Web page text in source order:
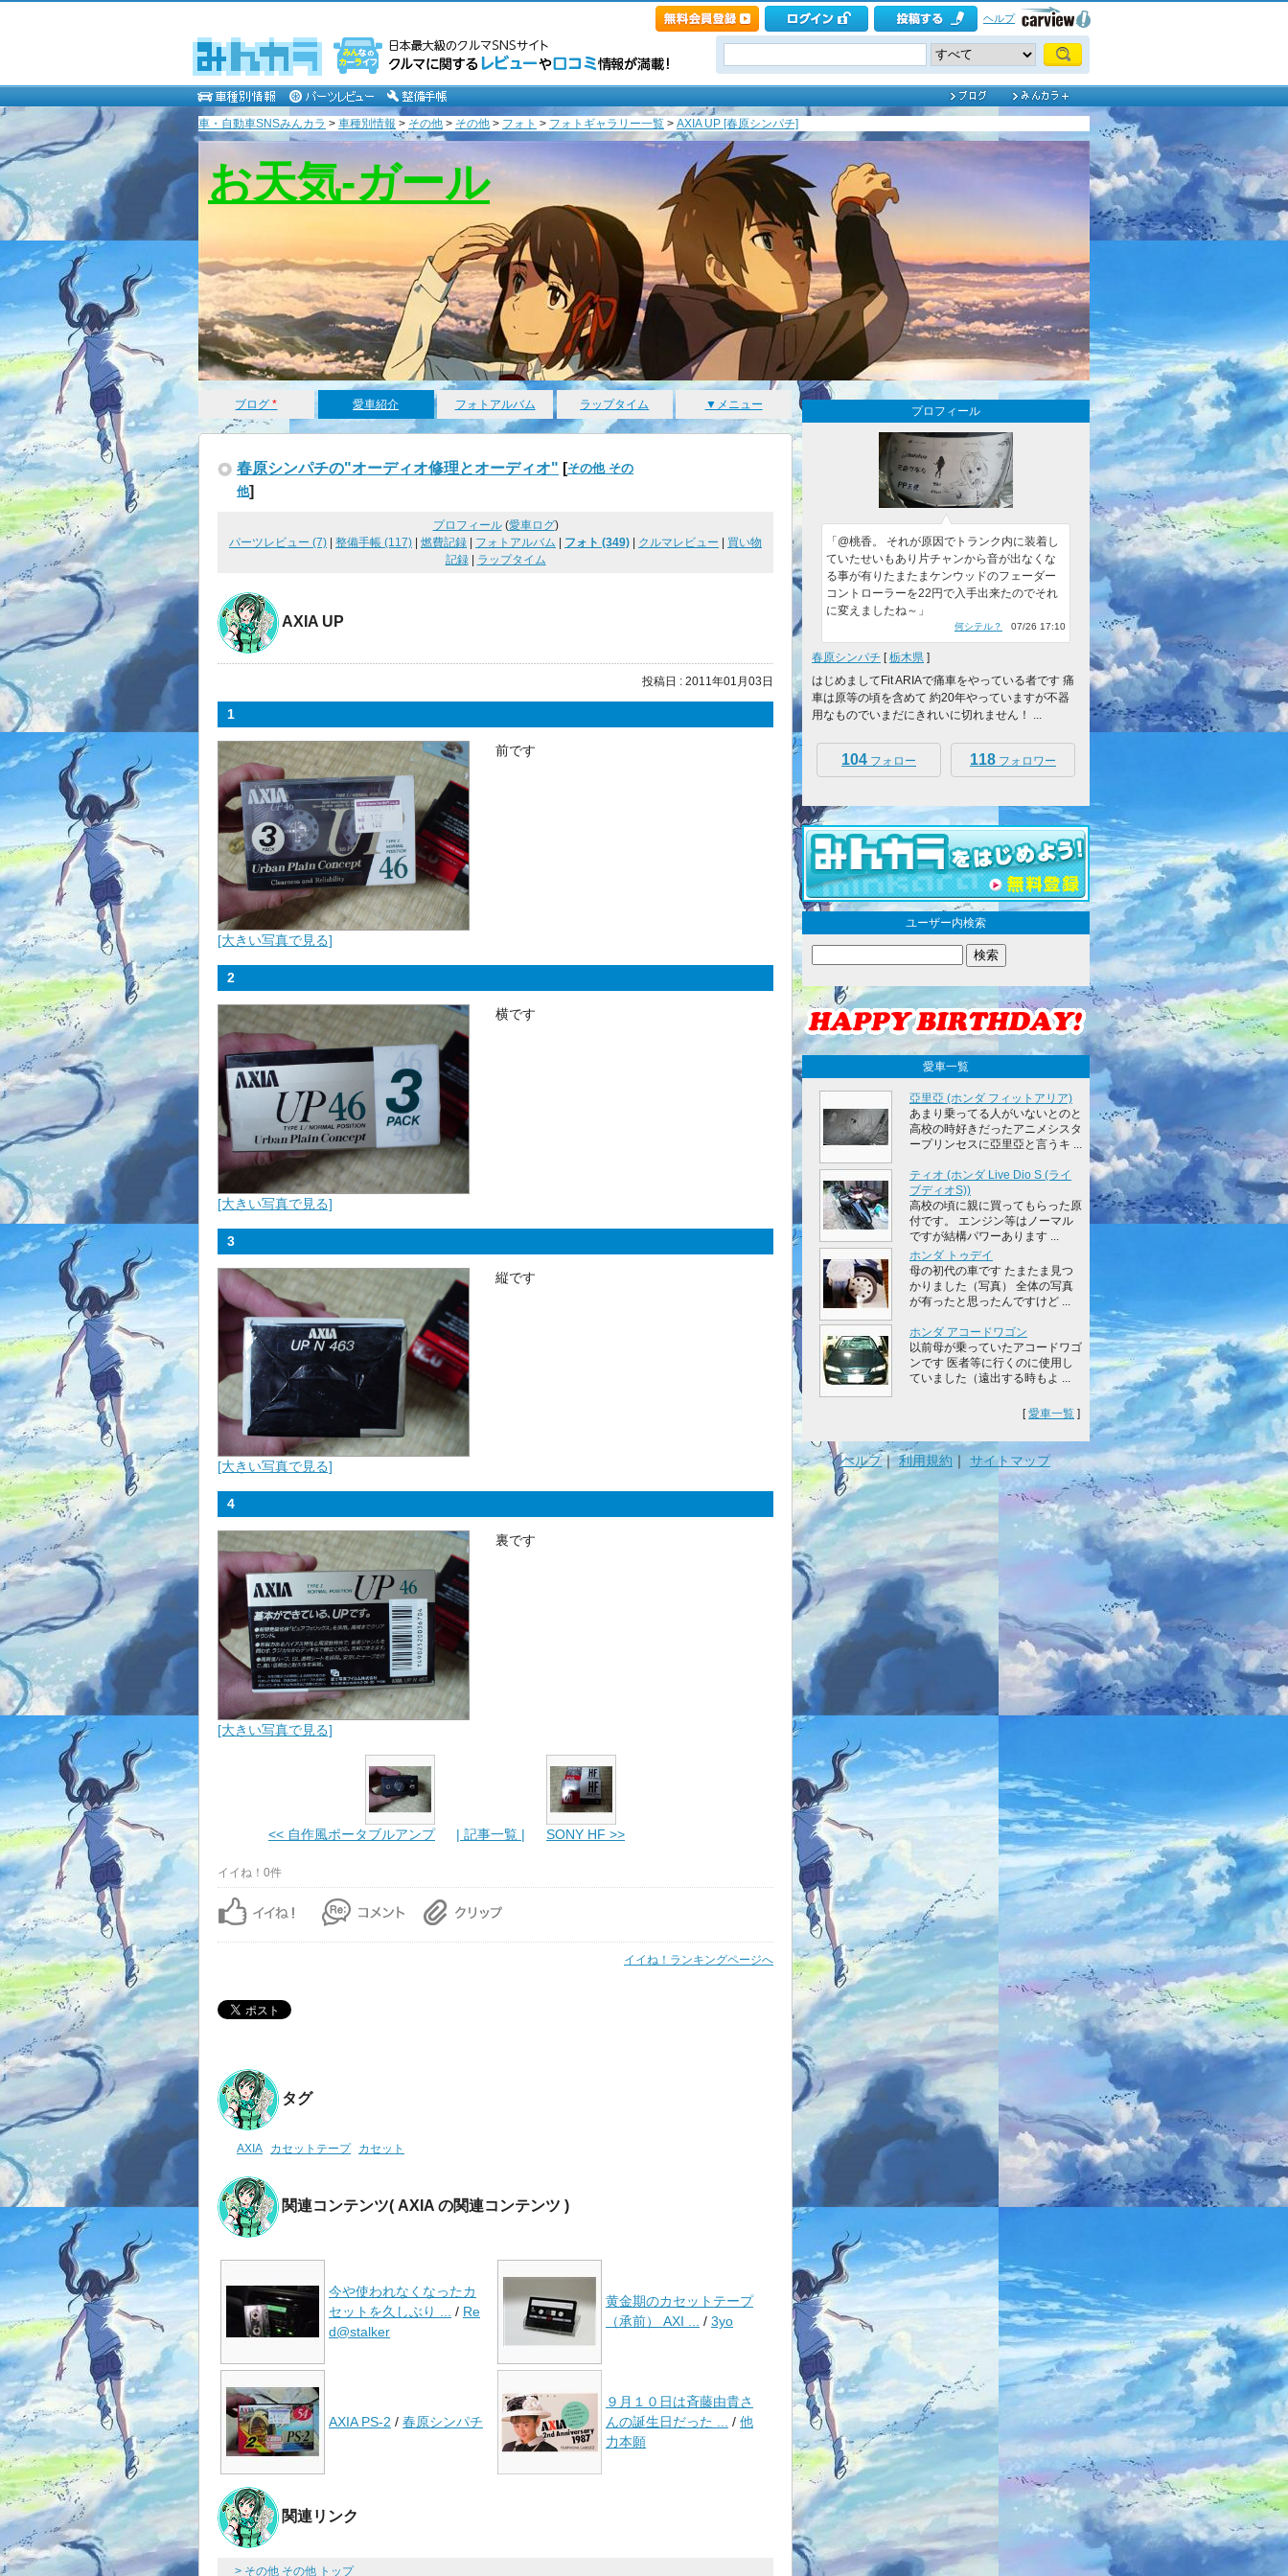
ヘルプ
車・自動車SNSみんカラ > 車種別情報 > その他 > その他 > フォト > フォトギャラリー一覧 > AXIA UP [春原シンパチ]
お天気-ガール
ブログ * 愛車紹介 フォトアルバム ラップタイム ▼メニュー
春原シンパチの"オーディオ修理とオーディオ" [その他 その
他]
プロフィール(愛車ログ)
パーツレビュー (7)
整備手帳 (117) 燃費記録 フォトアルバム フォト (349) クルマレビュー
買い物
記録| ラップタイム
AXIA UP
投稿日 : 2011年01月03日
1
[大きい写真で見る]
前です
2
[大きい写真で見る]
横です
3
[大きい写真で見る]
縦です
4
[大きい写真で見る]
裏です
<< 自作風ポータブルアンプ | 記事一覧 | SONY HF >>
イイね！0件
イイね！ランキングページへ
タグ
AXIA カセットテープ カセット
関連コンテンツ( AXIA の関連コンテンツ )
今や使われなくなったカ
セットを久しぶり ... / Re
d@stalker
黄金期のカセットテープ
（承前） AXI ... / 3yo
AXIA PS-2 / 春原シンパチ
９月１０日は斉藤由貴さ
んの誕生日だった ... / 他
力本願
関連リンク
> その他 その他 トップ
プロフィール
「@桃香。 それが原因でトランク内に装着し
ていたせいもあり片チャンから音が出なくな
る事が有りたまたまケンウッドのフェーダー
コントローラーを22円で入手出来たのでそれ
に変えましたね～」
何シテル？ 07/26 17:10
春原シンパチ [栃木県 ]
はじめましてFit ARIAで痛車をやっている者です 痛
車は原等の頃を含めて 約20年やっていますが不器
用なものでいまだにきれいに切れません！ ...
104 フォロー 118 フォロワー
ユーザー内検索
愛車一覧
亞里亞 (ホンダ フィットアリア)
あまり乗ってる人がいないとのと
高校の時好きだったアニメシスタ
ープリンセスに亞里亞と言うキ ...
ティオ (ホンダ Live Dio S (ライ
ブディオS))
高校の頃に親に買ってもらった原
付です。 エンジン等はノーマル
ですが結構パワーあります ...
ホンダ トゥデイ
母の初代の車です たまたま見つ
かりました（写真） 全体の写真
が有ったと思ったんですけど ...
ホンダ アコードワゴン
以前母が乗っていたアコードワゴ
ンです 医者等に行くのに使用し
ていました（遠出する時もよ ...
[愛車一覧 ]
ヘルプ｜利用規約 ｜ サイトマップ